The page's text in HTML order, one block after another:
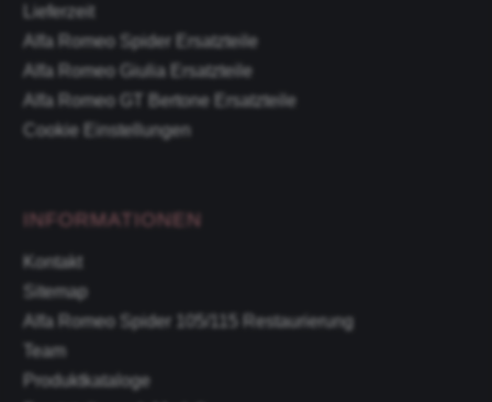
Lieferzeit
Alfa Romeo Spider Ersatzteile
Alfa Romeo Giulia Ersatzteile
Alfa Romeo GT Bertone Ersatzteile
Cookie Einstellungen
INFORMATIONEN
Kontakt
Sitemap
Alfa Romeo Spider 105/115 Restaurierung
Team
Produktkataloge